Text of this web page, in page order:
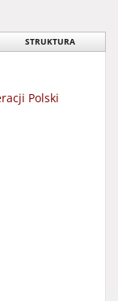
STRUKTURA
Polski